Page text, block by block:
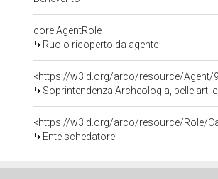
core:AgentRole
Ruolo ricoperto da agente
<https://w3id.org/arco/resource/Agent/
Soprintendenza Archeologia, belle arti
<https://w3id.org/arco/resource/Role/
Ente schedatore